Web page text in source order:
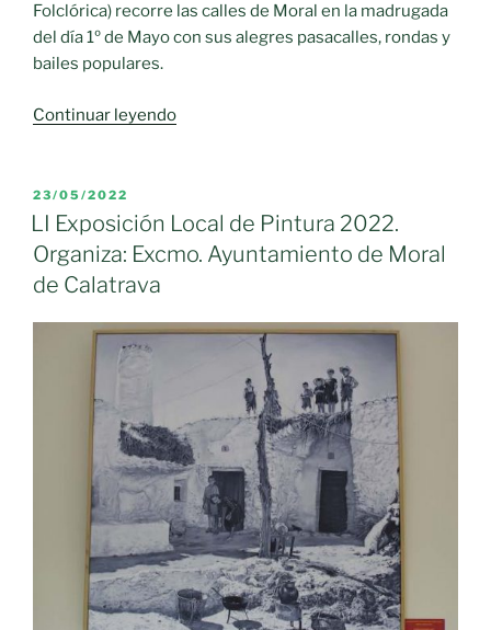
Folclórica) recorre las calles de Moral en la madrugada
del día 1º de Mayo con sus alegres pasacalles, rondas y
bailes populares.
Continuar leyendo«Se
mes
de
del
Cruces.»
PUBLICADO
EL
23/05/2022
LI Exposición Local de Pintura 2022.
Organiza: Excmo. Ayuntamiento de Moral
de Calatrava